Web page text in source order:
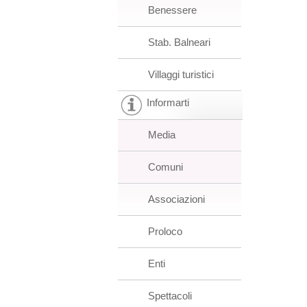
Benessere
Stab. Balneari
Villaggi turistici
Informarti
Media
Comuni
Associazioni
Proloco
Enti
Spettacoli